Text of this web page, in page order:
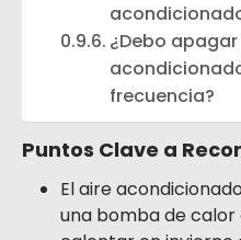
¿Debo
frecuencia?
Puntos Clave a
El aire
una bomba de